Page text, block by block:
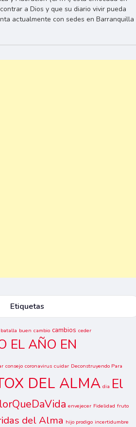
a Dios y que su diario vivir pueda
actualmente con sedes en Barranquilla
Etiquetas
batalla buen cambio cambios ceder
EL AÑO EN
consejo coronavirus cuidar Deconstruyendo Para
DEL ALMA dia El
envejecer Fidelidad fruto
del Alma hijo prodigo incertidumbre